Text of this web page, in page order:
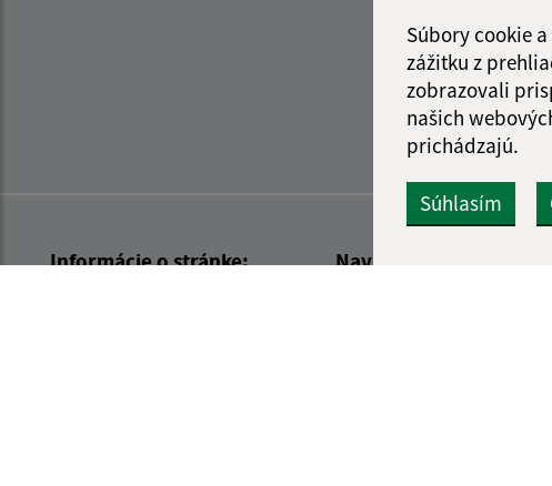
Súbory cookie
zážitku z
zobrazovali
našich
prichádzajú.
Súhlasím
Informácie o stránke: Navigácia: